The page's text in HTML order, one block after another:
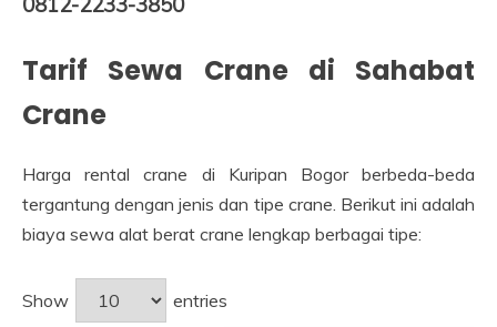
Tarif Sewa Crane di Sahabat
Crane
Harga rental crane di Kuripan Bogor berbeda-beda
tergantung dengan jenis dan tipe crane. Berikut ini adalah
biaya sewa alat berat crane lengkap berbagai tipe:
Show entries